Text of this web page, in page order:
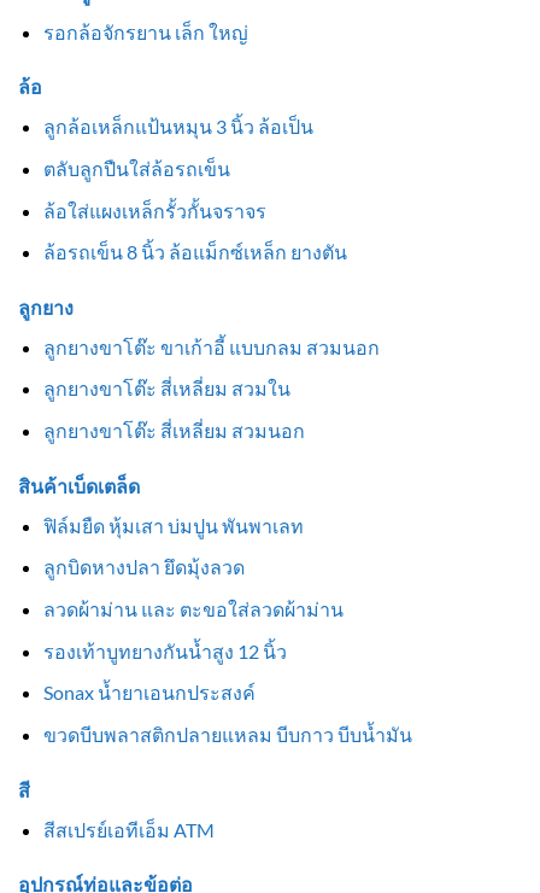
รอกล้อจักรยาน เล็ก ใหญ่
ล้อ
ลูกล้อเหล็กแป้นหมุน 3 นิ้ว ล้อเป็น
ตลับลูกปืนใส่ล้อรถเข็น
ล้อใส่แผงเหล็กรั้วกั้นจราจร
ล้อรถเข็น 8 นิ้ว ล้อแม็กซ์เหล็ก ยางตัน
ลูกยาง
ลูกยางขาโต๊ะ ขาเก้าอี้ แบบกลม สวมนอก
ลูกยางขาโต๊ะ สี่เหลี่ยม สวมใน
ลูกยางขาโต๊ะ สี่เหลี่ยม สวมนอก
สินค้าเบ็ดเตล็ด
ฟิล์มยืด หุ้มเสา บ่มปูน พันพาเลท
ลูกบิดหางปลา ยึดมุ้งลวด
ลวดผ้าม่าน และ ตะขอใส่ลวดผ้าม่าน
รองเท้าบูทยางกันน้ำสูง 12 นิ้ว
Sonax น้ำยาเอนกประสงค์
ขวดบีบพลาสติกปลายแหลม บีบกาว บีบน้ำมัน
สี
สีสเปรย์เอทีเอ็ม ATM
อุปกรณ์ท่อและข้อต่อ